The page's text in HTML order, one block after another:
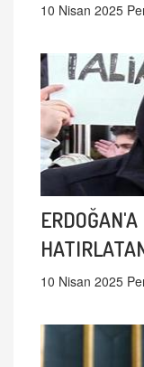
10 Nisan 2025
10 Nisan 2025